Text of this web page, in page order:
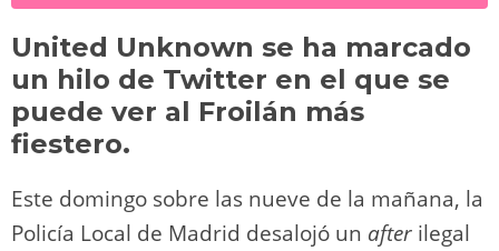
y d
o
n
a
m
A
p
p
b
o
o
k
t Li
n
k
ar
tir
United Unknown se ha marcado
un hilo de Twitter en el que se
puede ver al Froilán más
fiestero.
Este domingo sobre las nueve de la mañana, la
Policía Local de Madrid desalojó un after ilegal